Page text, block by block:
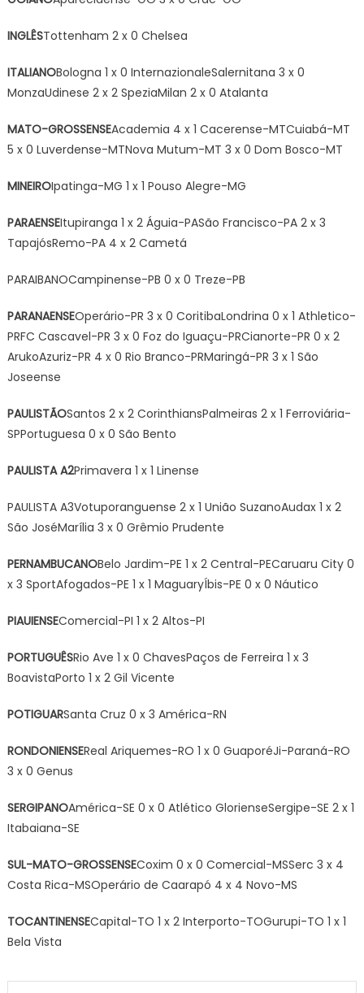
INGLÊSTottenham 2 x 0 Chelsea
ITALIANOBologna 1 x 0 InternazionaleSalernitana 3 x 0
MonzaUdinese 2 x 2 SpeziaMilan 2 x 0 Atalanta
MATO-GROSSENSEAcademia 4 x 1 Cacerense-MTCuiabá-MT
5 x 0 Luverdense-MTNova Mutum-MT 3 x 0 Dom Bosco-MT
MINEIROIpatinga-MG 1 x 1 Pouso Alegre-MG
PARAENSEItupiranga 1 x 2 Águia-PASão Francisco-PA 2 x 3
TapajósRemo-PA 4 x 2 Cametá
PARAIBANOCampinense-PB 0 x 0 Treze-PB
PARANAENSEOperário-PR 3 x 0 CoritibaLondrina 0 x 1 Athletico-
PRFC Cascavel-PR 3 x 0 Foz do Iguaçu-PRCianorte-PR 0 x 2
ArukoAzuriz-PR 4 x 0 Rio Branco-PRMaringá-PR 3 x 1 São
Joseense
PAULISTÃOSantos 2 x 2 CorinthiansPalmeiras 2 x 1 Ferroviária-
SPPortuguesa 0 x 0 São Bento
PAULISTA A2Primavera 1 x 1 Linense
PAULISTA A3Votuporanguense 2 x 1 União SuzanoAudax 1 x 2
São JoséMarília 3 x 0 Grêmio Prudente
PERNAMBUCANOBelo Jardim-PE 1 x 2 Central-PECaruaru City 0
x 3 SportAfogados-PE 1 x 1 MaguaryÍbis-PE 0 x 0 Náutico
PIAUIENSEComercial-PI 1 x 2 Altos-PI
PORTUGUÊSRio Ave 1 x 0 ChavesPaços de Ferreira 1 x 3
BoavistaPorto 1 x 2 Gil Vicente
POTIGUARSanta Cruz 0 x 3 América-RN
RONDONIENSEReal Ariquemes-RO 1 x 0 GuaporéJi-Paraná-RO
3 x 0 Genus
SERGIPANOAmérica-SE 0 x 0 Atlético GlorienseSergipe-SE 2 x 1
Itabaiana-SE
SUL-MATO-GROSSENSECoxim 0 x 0 Comercial-MSSerc 3 x 4
Costa Rica-MSOperário de Caarapó 4 x 4 Novo-MS
TOCANTINENSECapital-TO 1 x 2 Interporto-TOGurupi-TO 1 x 1
Bela Vista